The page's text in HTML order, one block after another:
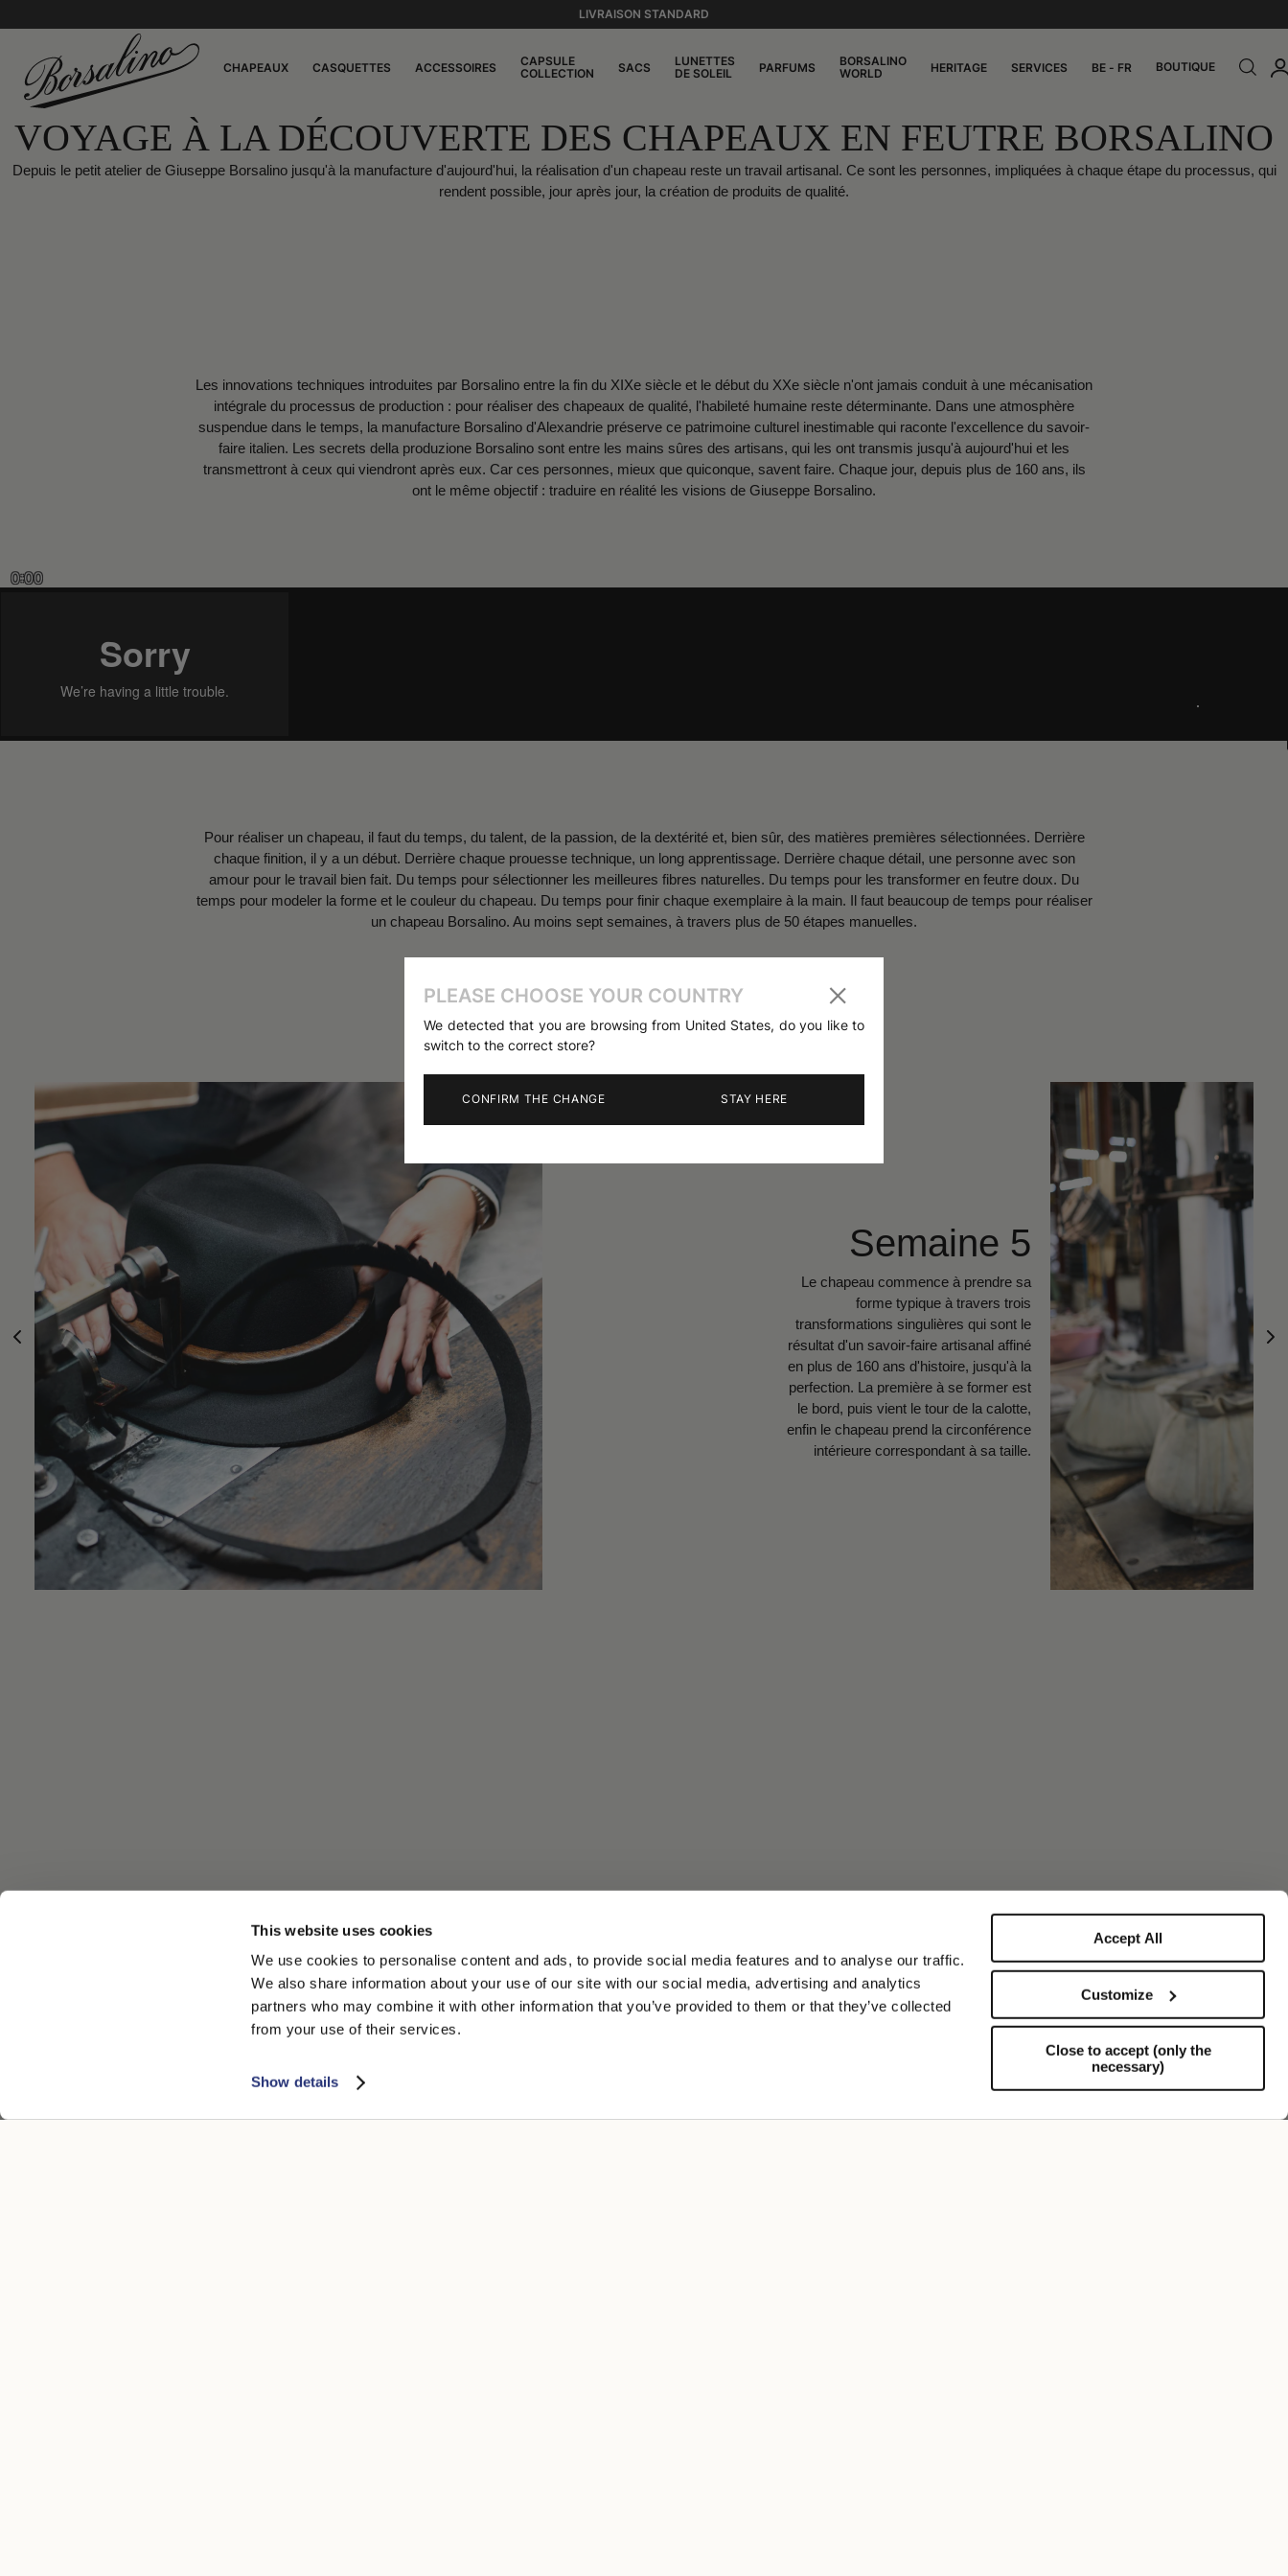
This website uses cookies
We use cookies to personalise content and ads, to provide social media features and to analyse our traffic.
We also share information about your use of our site with our social media, advertising and analytics
partners who may combine it with other information that you’ve provided to them or that they’ve collected
from your use of their services.
Show details
Accept All
Customize
Close to accept (only the
necessary)Assistance
LIVRAISON STANDARD
CHAPEAUX CASQUETTES ACCESSOIRES
CAPSULE
COLLECTION
SACS
LUNETTES
DE SOLEIL
PARFUMS
BORSALINO
WORLD
HERITAGE SERVICES BE - FR BOUTIQUE
PLEASE CHOOSE YOUR COUNTRY
We detected that you are browsing from United States, do you like to
switch to the correct store?
CONFIRM THE CHANGE STAY HERE
VOYAGE À LA DÉCOUVERTE DES CHAPEAUX EN FEUTRE BORSALINO
Depuis le petit atelier de Giuseppe Borsalino jusqu'à la manufacture d'aujourd'hui, la réalisation d'un chapeau reste un travail artisanal. Ce sont les personnes, impliquées à chaque étape du processus, qui
rendent possible, jour après jour, la création de produits de qualité.
Les innovations techniques introduites par Borsalino entre la fin du XIXe siècle et le début du XXe siècle n'ont jamais conduit à une mécanisation
intégrale du processus de production : pour réaliser des chapeaux de qualité, l'habileté humaine reste déterminante. Dans une atmosphère
suspendue dans le temps, la manufacture Borsalino d'Alexandrie préserve ce patrimoine culturel inestimable qui raconte l'excellence du savoir-
faire italien. Les secrets della produzione Borsalino sont entre les mains sûres des artisans, qui les ont transmis jusqu'à aujourd'hui et les
transmettront à ceux qui viendront après eux. Car ces personnes, mieux que quiconque, savent faire. Chaque jour, depuis plus de 160 ans, ils
ont le même objectif : traduire en réalité les visions de Giuseppe Borsalino.
0:00
Pour réaliser un chapeau, il faut du temps, du talent, de la passion, de la dextérité et, bien sûr, des matières premières sélectionnées. Derrière
chaque finition, il y a un début. Derrière chaque prouesse technique, un long apprentissage. Derrière chaque détail, une personne avec son
amour pour le travail bien fait. Du temps pour sélectionner les meilleures fibres naturelles. Du temps pour les transformer en feutre doux. Du
temps pour modeler la forme et le couleur du chapeau. Du temps pour finir chaque exemplaire à la main. Il faut beaucoup de temps pour réaliser
un chapeau Borsalino. Au moins sept semaines, à travers plus de 50 étapes manuelles.
Semaine 5
Le chapeau commence à prendre sa
forme typique à travers trois
transformations singulières qui sont le
résultat d'un savoir-faire artisanal affiné
en plus de 160 ans d'histoire, jusqu'à la
perfection. La première à se former est
le bord, puis vient le tour de la calotte,
enfin le chapeau prend la circonférence
intérieure correspondant à sa taille.